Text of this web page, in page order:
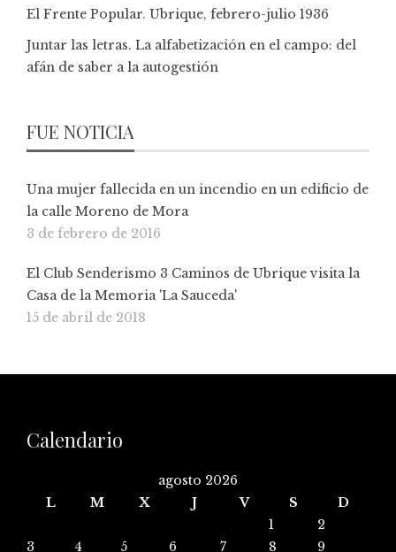
El Frente Popular. Ubrique, febrero-julio 1936
Juntar las letras. La alfabetización en el campo: del
afán de saber a la autogestión
FUE NOTICIA
Una mujer fallecida en un incendio en un edificio de
la calle Moreno de Mora
3 de febrero de 2016
El Club Senderismo 3 Caminos de Ubrique visita la
Casa de la Memoria 'La Sauceda'
15 de abril de 2018
Calendario
agosto 2026
L
M X J V S
D
1
2
3
4 5 6 7 8
9